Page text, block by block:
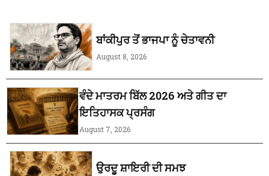
ਬਾਂਕੀਪੁਰ ਤੋਂ ਭਾਜਪਾ ਨੂੰ ਚੇਤਾਵਨੀ
August 8, 2026
ਵੰਦੇ ਮਾਤਰਮ ਬਿੱਲ 2026 ਅਤੇ ਗੀਤ ਦਾ
ਇਤਿਹਾਸਕ ਪ੍ਰਸੰਗ
August 7, 2026
ਉਰਦੂ ਸ਼ਾਇਰੀ ਦੀ ਸਮਝ